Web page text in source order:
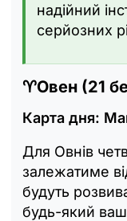
надійний
серйозних
♈Овен (21
Карта дня:
Для Овнів
залежатиме
будуть
будь-який